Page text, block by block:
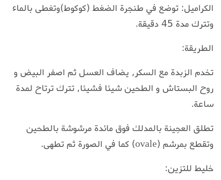
الكراميل: توضع في طنجرة الضغط (كوكوط)وتغطى بالماء
وتترك مدة 45 دقيقة.
الطريقة:
تخدم الزبدة مع السكر, يضاف العسل ثم اصفر البيض و
روح البستاش و الطحين شيئا فشيئا, تترك ترتاح لمدة
ساعة.
تطلق العجينة بالمدلك فوق مائدة مرشوشة بالطحين
وتقطع بمرشم (ovale) كما في الصورة ثم تطهى.
خليط للتزين: